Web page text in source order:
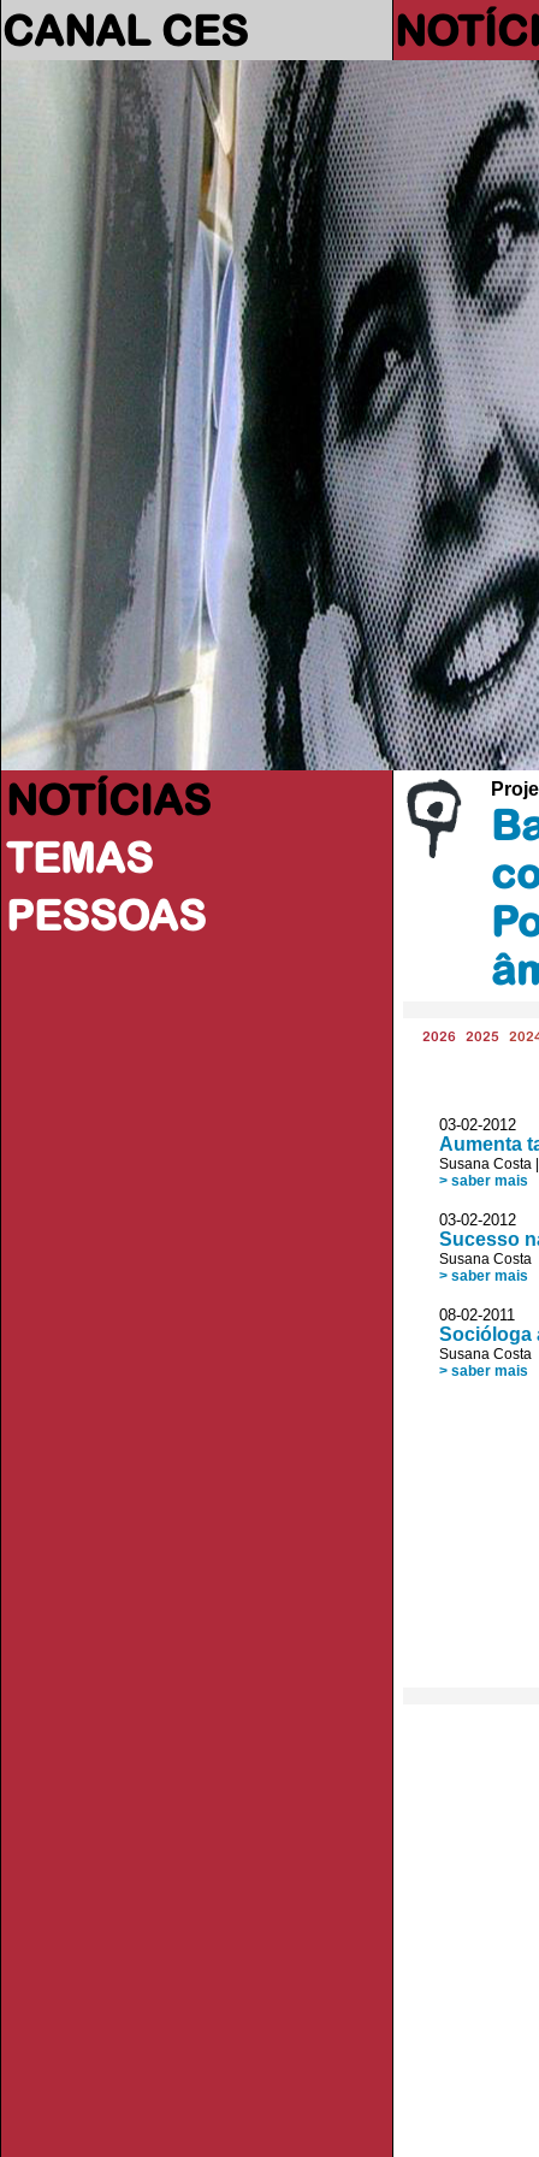
CANAL CES
NOTÍCIAS
TEMAS
PESSOAS
2026 2025
03-02-2012
Aumenta
Susana Costa
> saber mais
03-02-2012
Sucesso
Susana Costa
> saber mais
08-02-2011
Socióloga
Susana Costa
> saber mais